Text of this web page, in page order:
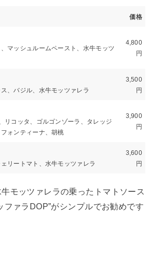
価格
マッシュルームペースト、水牛モッツ
4,800
円
、バジル、水牛モッツァレラ
3,500
円
リコッタ、ゴルゴンゾーラ、タレッジ
ォンティーナ、胡桃
3,900
円
リートマト、水牛モッツァレラ
3,600
円
モッツァレラの乗ったトマトソース
ファラDOP”がシンプルでお勧めです